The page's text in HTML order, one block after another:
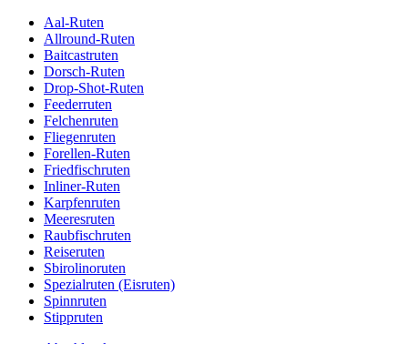
Aal-Ruten
Allround-Ruten
Baitcastruten
Dorsch-Ruten
Drop-Shot-Ruten
Feederruten
Felchenruten
Fliegenruten
Forellen-Ruten
Friedfischruten
Inliner-Ruten
Karpfenruten
Meeresruten
Raubfischruten
Reiseruten
Sbirolinoruten
Spezialruten (Eisruten)
Spinnruten
Stippruten